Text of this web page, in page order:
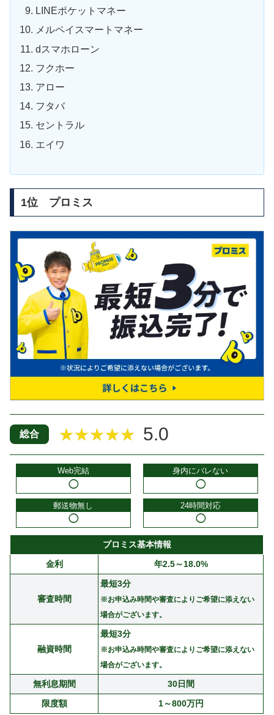
LINEポケットマネー
メルペイスマートマネー
dスマホローン
フクホー
アロー
フタバ
セントラル
エイワ
1位 プロミス
総合 ★★★★★ 5.0
Web完結
◯
身内にバレない
◯
郵送物無し
◯
24時間対応
◯
プロミス基本情報
金利
年2.5～18.0%
審査時間
最短3分
※お申込み時間や審査によりご希望に添えない
場合がございます。
融資時間
最短3分
※お申込み時間や審査によりご希望に添えない
場合がございます。
無利息期間
30日間
限度額
1～800万円